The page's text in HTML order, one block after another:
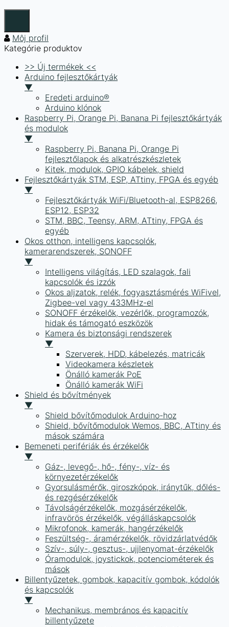
Môj profil
Kategórie produktov
>> Új termékek <<
Arduino fejlesztőkártyák
▼
Eredeti arduino®
Arduino klónok
Raspberry Pi, Orange Pi, Banana Pi fejlesztőkártyák
és modulok
▼
Raspberry Pi, Banana Pi, Orange Pi
fejlesztőlapok és alkatrészkészletek
Kitek, modulok, GPIO kábelek, shield
Fejlesztőkártyák STM, ESP, ATtiny, FPGA és egyéb
▼
Fejlesztőkártyák WiFi/Bluetooth-al, ESP8266,
ESP12, ESP32
STM, BBC, Teensy, ARM, ATtiny, FPGA és
egyéb
Okos otthon, intelligens kapcsolók,
kamerarendszerek, SONOFF
▼
Intelligens világítás, LED szalagok, fali
kapcsolók és izzók
Okos aljzatok, relék, fogyasztásmérés WiFivel,
Zigbee-vel vagy 433MHz-el
SONOFF érzékelők, vezérlők, programozók,
hidak és támogató eszközök
Kamera és biztonsági rendszerek
▼
Szerverek, HDD, kábelezés, matricák
Videokamera készletek
Önálló kamerák PoE
Önálló kamerák WiFi
Shield és bővítmények
▼
Shield bővítőmodulok Arduino-hoz
Shield, bővítőmodulok Wemos, BBC, ATtiny és
mások számára
Bemeneti perifériák és érzékelők
▼
Gáz-, levegő-, hő-, fény-, víz- és
környezetérzékelők
Gyorsulásmérők, giroszkópok, iránytűk, dőlés-
és rezgésérzékelők
Távolságérzékelők, mozgásérzékelők,
infravörös érzékelők, végálláskapcsolók
Mikrofonok, kamerák, hangérzékelők
Feszültség-, áramérzékelők, rövidzárlatvédők
Szív-, súly-, gesztus-, ujjlenyomat-érzékelők
Óramodulok, joystickok, potenciométerek és
mások
Billentyűzetek, gombok, kapacitív gombok, kódolók
és kapcsolók
▼
Mechanikus, membrános és kapacitív
billentyűzete